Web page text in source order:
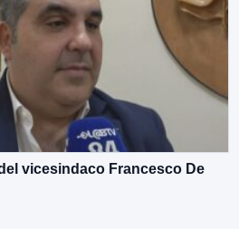
vicesindaco Francesco De